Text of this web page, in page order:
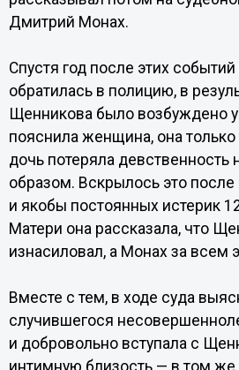
Дмитрий Монах.
Спустя год после этих
обратилась в полицию, в
Щенникова было возбуждено
пояснила женщина, она только
дочь потеряла девственность
образом. Вскрылось это после
и якобы постоянных истерик
Матери она рассказала, что
изнасиловал, а Монах за всем
Вместе с тем, в ходе суда
случившегося
и добровольно вступала с
интимную близость — в том